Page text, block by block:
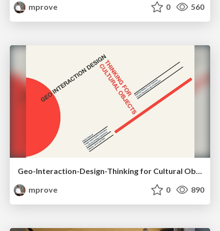
mprove 0 560
Geo-Interaction-Design-Thinking for Cultural Objects
mprove
0 890